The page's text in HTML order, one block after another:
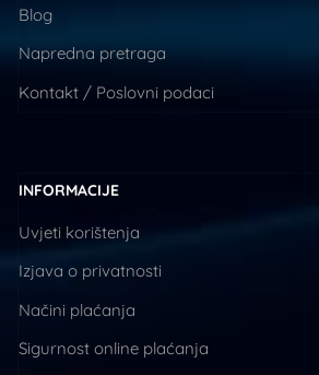
Blog
Napredna pretraga
Kontakt / Poslovni podaci
INFORMACIJE
Uvjeti korištenja
Izjava o privatnosti
Načini plaćanja
Sigurnost online plaćanja